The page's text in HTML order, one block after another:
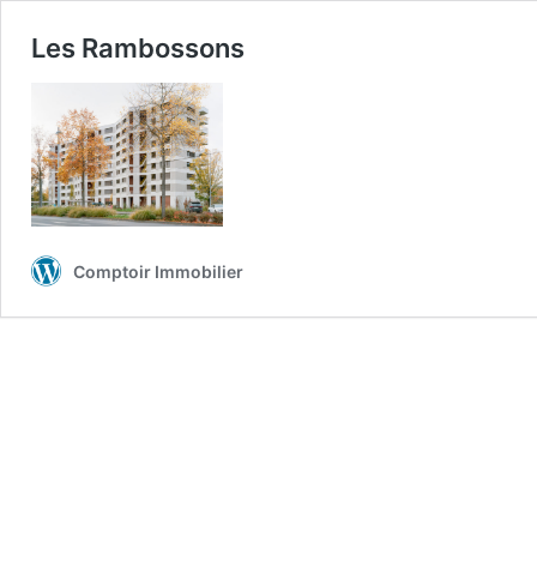
Les Rambossons
Comptoir Immobilier